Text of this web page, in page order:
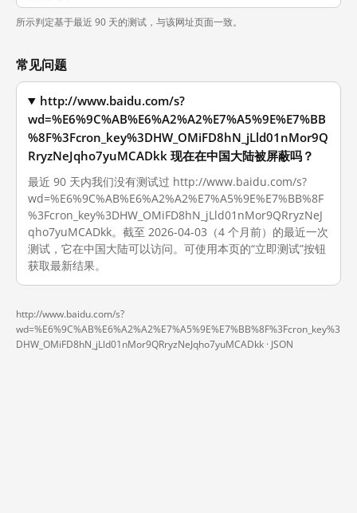
所示判定基于最近 90 天的测试，与该网址页面一致。
常见问题
http://www.baidu.com/s?
wd=%E6%9C%AB%E6%A2%A2%E7%A5%9E%E7%BB
%8F%3Fcron_key%3DHW_OMiFD8hN_jLld01nMor9Q
RryzNeJqho7yuMCADkk 现在在中国大陆被屏蔽吗？
最近 90 天内我们没有测试过 http://www.baidu.com/s?
wd=%E6%9C%AB%E6%A2%A2%E7%A5%9E%E7%BB%8F
%3Fcron_key%3DHW_OMiFD8hN_jLld01nMor9QRryzNeJ
qho7yuMCADkk。截至 2026-04-03（4 个月前）的最近一次
测试，它在中国大陆可以访问。可使用本页的“立即测试”按钮
获取最新结果。
http://www.baidu.com/s?
wd=%E6%9C%AB%E6%A2%A2%E7%A5%9E%E7%BB%8F%3Fcron_key%3
DHW_OMiFD8hN_jLld01nMor9QRryzNeJqho7yuMCADkk · JSON